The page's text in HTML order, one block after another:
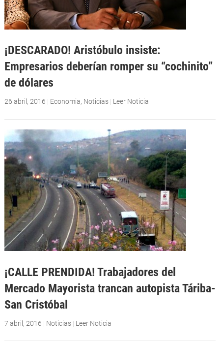
¡DESCARADO! Aristóbulo insiste:
Empresarios deberían romper su “cochinito”
de dólares
26 abril, 2016 | Economia, Noticias | Leer Noticia
¡CALLE PRENDIDA! Trabajadores del
Mercado Mayorista trancan autopista Táriba-
San Cristóbal
7 abril, 2016 | Noticias | Leer Noticia